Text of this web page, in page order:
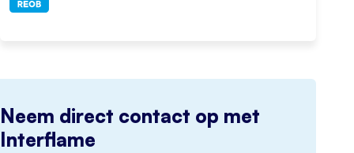
Neem direct contact op met
Interflame